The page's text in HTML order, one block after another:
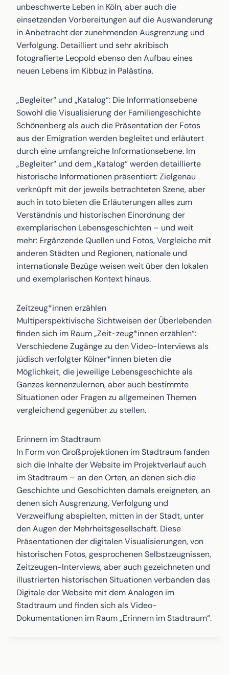
unbeschwerte Leben in Köln, aber auch die
einsetzenden Vorbereitungen auf die Auswanderung
in Anbetracht der zunehmenden Ausgrenzung und
Verfolgung. Detailliert und sehr akribisch
fotografierte Leopold ebenso den Aufbau eines
neuen Lebens im Kibbuz in Palästina.
„Begleiter“ und „Katalog“: Die Informationsebene
Sowohl die Visualisierung der Familiengeschichte
Schönenberg als auch die Präsentation der Fotos
aus der Emigration werden begleitet und erläutert
durch eine umfangreiche Informationsebene. Im
„Begleiter“ und dem „Katalog“ werden detaillierte
historische Informationen präsentiert: Zielgenau
verknüpft mit der jeweils betrachteten Szene, aber
auch in toto bieten die Erläuterungen alles zum
Verständnis und historischen Einordnung der
exemplarischen Lebensgeschichten – und weit
mehr: Ergänzende Quellen und Fotos, Vergleiche mit
anderen Städten und Regionen, nationale und
internationale Bezüge weisen weit über den lokalen
und exemplarischen Kontext hinaus.
Zeítzeug*innen erzählen
Multiperspektivische Sichtweisen der Überlebenden
finden sich im Raum „Zeit-zeug*innen erzählen“:
Verschiedene Zugänge zu den Video-Interviews als
jüdisch verfolgter Kölner*innen bieten die
Möglichkeit, die jeweilige Lebensgeschichte als
Ganzes kennenzulernen, aber auch bestimmte
Situationen oder Fragen zu allgemeinen Themen
vergleichend gegenüber zu stellen.
Erinnern im Stadtraum
In Form von Großprojektionen im Stadtraum fanden
sich die Inhalte der Website im Projektverlauf auch
im Stadtraum – an den Orten, an denen sich die
Geschichte und Geschichten damals ereigneten, an
denen sich Ausgrenzung, Verfolgung und
Verzweiflung abspielten, mitten in der Stadt, unter
den Augen der Mehrheitsgesellschaft. Diese
Präsentationen der digitalen Visualisierungen, von
historischen Fotos, gesprochenen Selbstzeugnissen,
Zeitzeugen-Interviews, aber auch gezeichneten und
illustrierten historischen Situationen verbanden das
Digitale der Website mit dem Analogen im
Stadtraum und finden sich als Video-
Dokumentationen im Raum „Erinnern im Stadtraum“.